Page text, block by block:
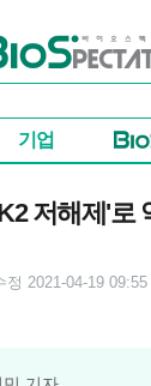
오스펙테이터
기업
저해제'로
정 2021-04-19 09:55